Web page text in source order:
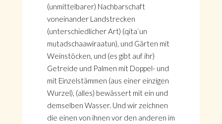
(unmittelbarer) Nachbarschaft
voneinander Landstrecken
(unterschiedlicher Art) (qita`un
mutadschaawiraatun), und Gärten mit
Weinstöcken, und (es gibt auf ihr)
Getreide und Palmen mit Doppel- und
mit Einzelstämmen (aus einer einzigen
Wurzel), (alles) bewässert mit ein und
demselben Wasser. Und wir zeichnen
die einen von ihnen vor den anderen im